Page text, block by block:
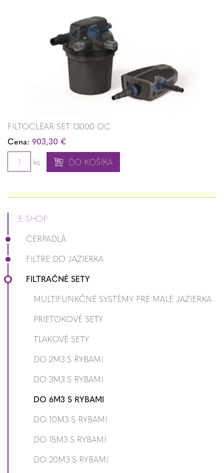
FILTOCLEAR SET 13000 OC
Cena: 903,30 €
ks
DO KOŠÍKA
E-SHOP
ČERPADLÁ
FILTRE DO JAZIERKA
FILTRAČNÉ SETY
MULTIFUNKČNÉ SYSTÉMY PRE MALÉ JAZIERKA
PRIETOKOVÉ SETY
TLAKOVÉ SETY
DO 2M3 S RYBAMI
DO 3M3 S RYBAMI
DO 6M3 S RYBAMI
DO 10M3 S RYBAMI
DO 15M3 S RYBAMI
DO 20M3 S RYBAMI